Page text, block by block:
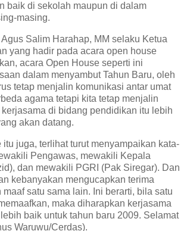
baik di sekolah maupun di dalam
masing.
Salim Harahap, MM selaku Ketua
yang hadir pada acara open house
acara Open House seperti ini
dalam menyambut Tahun Baru, oleh
tetap menjalin komunikasi antar umat
agama tetapi kita tetap menjalin
di bidang pendidikan itu lebih
akan datang.
itu juga, terlihat turut menyampaikan kata-
Pengawas, mewakili Kepala
dan mewakili PGRI (Pak Siregar). Dan
kebanyakan mengucapkan terima
maaf satu sama lain. Ini berarti, bila satu
maka diharapkan kerjasama
baik untuk tahun baru 2009. Selamat
Waruwu/Cerdas).